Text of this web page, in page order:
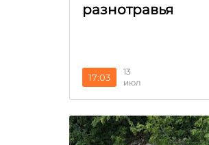
разнотравья
17:03
13
июл